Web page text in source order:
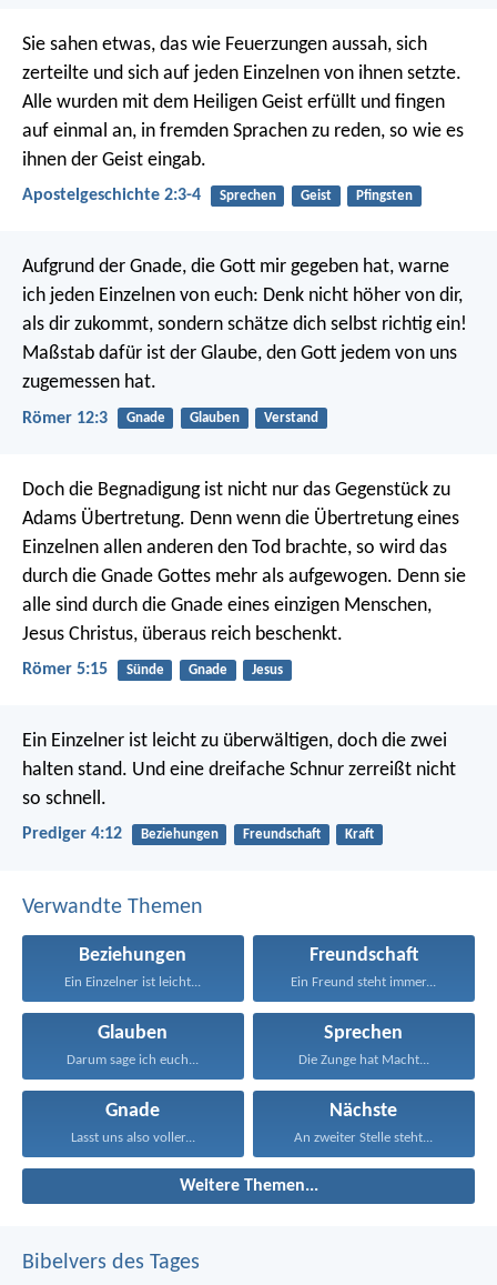
Sie sahen etwas, das wie Feuerzungen aussah, sich
zerteilte und sich auf jeden Einzelnen von ihnen setzte.
Alle wurden mit dem Heiligen Geist erfüllt und fingen
auf einmal an, in fremden Sprachen zu reden, so wie es
ihnen der Geist eingab.
Apostelgeschichte 2:3-4 Sprechen Geist Pfingsten
Aufgrund der Gnade, die Gott mir gegeben hat, warne
ich jeden Einzelnen von euch: Denk nicht höher von dir,
als dir zukommt, sondern schätze dich selbst richtig ein!
Maßstab dafür ist der Glaube, den Gott jedem von uns
zugemessen hat.
Römer 12:3 Gnade Glauben Verstand
Doch die Begnadigung ist nicht nur das Gegenstück zu
Adams Übertretung. Denn wenn die Übertretung eines
Einzelnen allen anderen den Tod brachte, so wird das
durch die Gnade Gottes mehr als aufgewogen. Denn sie
alle sind durch die Gnade eines einzigen Menschen,
Jesus Christus, überaus reich beschenkt.
Römer 5:15 Sünde Gnade Jesus
Ein Einzelner ist leicht zu überwältigen, doch die zwei
halten stand. Und eine dreifache Schnur zerreißt nicht
so schnell.
Prediger 4:12 Beziehungen Freundschaft Kraft
Verwandte Themen
Beziehungen
Ein Einzelner ist leicht...
Freundschaft
Ein Freund steht immer...
Glauben
Darum sage ich euch...
Sprechen
Die Zunge hat Macht...
Gnade
Lasst uns also voller...
Nächste
An zweiter Stelle steht...
Weitere Themen...
Bibelvers des Tages